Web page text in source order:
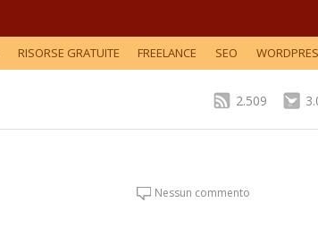
RISORSE GRATUITE FREELANCE SEO
2.509
Nessun commento